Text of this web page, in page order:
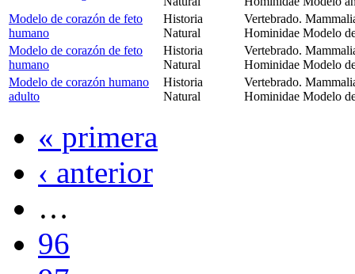
Modelo de corazón de feto
humano
Historia
Natural
Vertebrado.
Hominidae Modelo
Modelo de corazón de feto
humano
Historia
Natural
Vertebrado.
Hominidae Modelo
Modelo de corazón humano
adulto
Historia
Natural
Vertebrado.
Hominidae Modelo
« primera
‹ anterior
…
96